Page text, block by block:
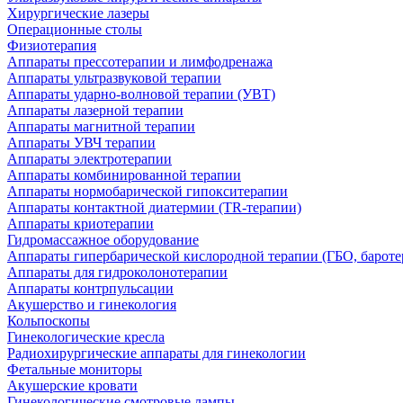
Хирургические лазеры
Операционные столы
Физиотерапия
Аппараты прессотерапии и лимфодренажа
Аппараты ультразвуковой терапии
Аппараты ударно-волновой терапии (УВТ)
Аппараты лазерной терапии
Аппараты магнитной терапии
Аппараты УВЧ терапии
Аппараты электротерапии
Аппараты комбинированной терапии
Аппараты нормобарической гипокситерапии
Аппараты контактной диатермии (TR-терапии)
Аппараты криотерапии
Гидромассажное оборудование
Аппараты гипербарической кислородной терапии (ГБО,
Аппараты для гидроколонотерапии
Аппараты контрпульсации
Акушерство и гинекология
Кольпоскопы
Гинекологические кресла
Радиохирургические аппараты для гинекологии
Фетальные мониторы
Акушерские кровати